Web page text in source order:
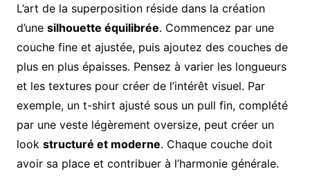
L’art de la superposition réside dans la création
d’une silhouette équilibrée. Commencez par une
couche fine et ajustée, puis ajoutez des couches de
plus en plus épaisses. Pensez à varier les longueurs
et les textures pour créer de l’intérêt visuel. Par
exemple, un t-shirt ajusté sous un pull fin, complété
par une veste légèrement oversize, peut créer un
look structuré et moderne. Chaque couche doit
avoir sa place et contribuer à l’harmonie générale.